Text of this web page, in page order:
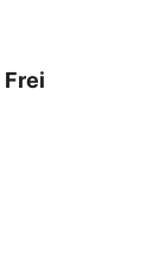
Frei